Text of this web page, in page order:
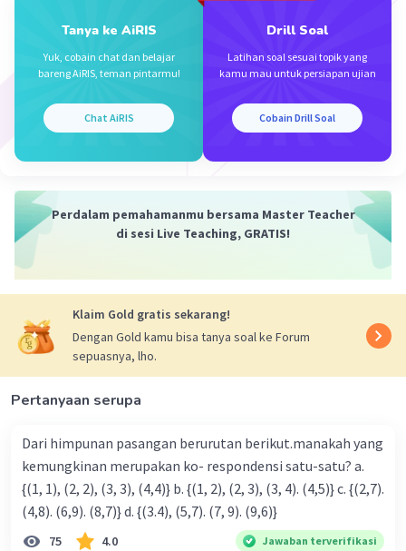
Tanya ke AiRIS
Yuk, cobain chat dan belajar
bareng AiRIS, teman pintarmu!
Chat AiRIS
Drill Soal
Latihan soal sesuai topik yang
kamu mau untuk persiapan ujian
Cobain Drill Soal
Perdalam pemahamanmu bersama Master Teacher
di sesi Live Teaching, GRATIS!
Klaim Gold gratis sekarang!
Dengan Gold kamu bisa tanya soal ke Forum
sepuasnya, lho.
Pertanyaan serupa
Dari himpunan pasangan berurutan berikut.manakah yang
kemungkinan merupakan ko- respondensi satu-satu? a.
{(1, 1), (2, 2), (3, 3), (4,4)} b. {(1, 2), (2, 3), (3, 4). (4,5)} c. {(2,7).
(4,8). (6,9). (8,7)} d. {(3.4), (5,7). (7, 9). (9,6)}
75 4.0 Jawaban terverifikasi